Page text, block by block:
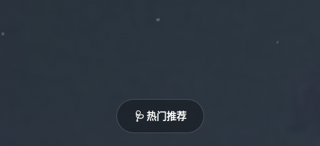
🩺 热门推荐